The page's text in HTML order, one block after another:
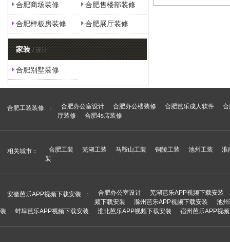
合肥商场装修 合肥售楼部装修
合肥样板房装修 合肥展厅装修
家装 / 设计
合肥别墅装修
合肥工装装修 ： 合肥办公室设计 合肥办公楼装修 合肥芭乐成人软件
厅装修
合肥4s店装修
相关城市： 合肥工装 芜湖工装 马鞍山工装 铜陵工装 池州工装
淮
装
安徽芭乐APP视频下载安装 ： 合肥办公室设计
芜湖芭乐APP视频下载安装
频下载安装
滁州芭乐APP视频下载安装
池
装
蚌埠芭乐APP视频下载安装 淮北芭乐APP视频下载安装 宿州芭乐APP视